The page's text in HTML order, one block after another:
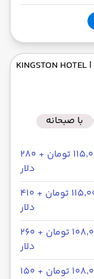
| KINGSTON HOTEL
با صبحانه
۱۱۵٬۰۰۰٬۰۰۰ تومان + ۲۸۰
دلار
۱۱۵٬۰۰۰٬۰۰۰ تومان + ۴۱۰
دلار
۱۰۸٬۰۰۰٬۰۰۰ تومان + ۲۶۰
دلار
۱۰۸٬۰۰۰٬۰۰۰ تومان + ۱۵۰